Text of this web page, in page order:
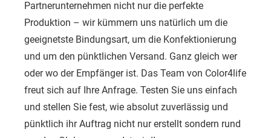
Partnerunternehmen nicht nur die perfekte
Produktion – wir kümmern uns natürlich um die
geeignetste Bindungsart, um die Konfektionierung
und um den pünktlichen Versand. Ganz gleich wer
oder wo der Empfänger ist. Das Team von Color4life
freut sich auf Ihre Anfrage. Testen Sie uns einfach
und stellen Sie fest, wie absolut zuverlässig und
pünktlich ihr Auftrag nicht nur erstellt sondern rund